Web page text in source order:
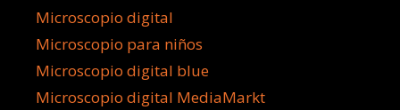
Microscopio digital
Microscopio para niños
Microscopio digital blue
Microscopio digital MediaMarkt